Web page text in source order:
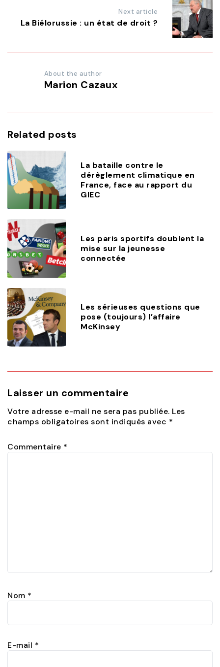
Next article
La Biélorussie : un état de droit ?
About the author
Marion Cazaux
Related posts
La bataille contre le
dérèglement climatique en
France, face au rapport du
GIEC
Les paris sportifs doublent la
mise sur la jeunesse
connectée
Les sérieuses questions que
pose (toujours) l’affaire
McKinsey
Laisser un commentaire
Votre adresse e-mail ne sera pas publiée. Les
champs obligatoires sont indiqués avec *
Commentaire *
Nom *
E-mail *